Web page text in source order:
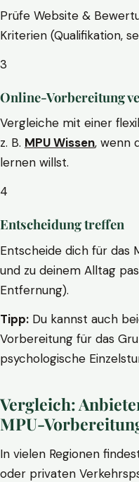
Prüfe Website &
Kriterien (Qualifikation,
3
Online-Vorbereitung
Vergleiche mit einer
z. B. MPU Wissen, wenn
lernen willst.
4
Entscheidung treffen
Entscheide dich für das
und zu deinem Alltag
Entfernung).
Tipp: Du kannst auch
Vorbereitung für das
psychologische
Vergleich:
MPU-
In vielen Regionen
oder privaten